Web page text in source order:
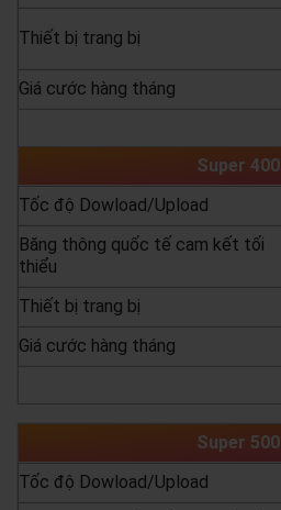
Thiết bị trang bị
Giá cước hàng tháng
Super 400
Tốc độ Dowload/Upload
Băng thông quốc tế cam kết tối
thiểu
Thiết bị trang bị
Giá cước hàng tháng
Super 500
Tốc độ Dowload/Upload